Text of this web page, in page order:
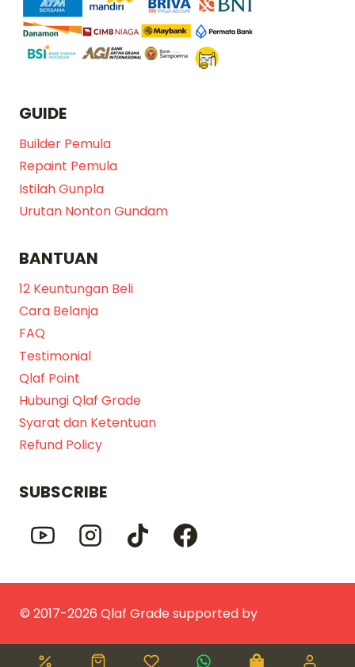
GUIDE
Builder Pemula
Repaint Pemula
Istilah Gunpla
Urutan Nonton Gundam
BANTUAN
12 Keuntungan Beli
Cara Belanja
FAQ
Testimonial
Qlaf Point
Hubungi Qlaf Grade
Syarat dan Ketentuan
Refund Policy
SUBSCRIBE
© 2017-2026 Qlaf Grade supported by